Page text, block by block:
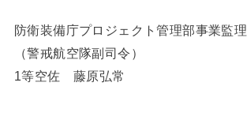
防衛装備庁プロジェクト管理部事業監
（警戒航空隊副司令）
1等空佐 藤原弘常